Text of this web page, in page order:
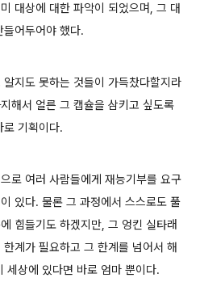
대상에 대한 파악이 되었으며, 그 대
어두어야 했다.
지도 못하는 것들이 가득찼다할지라
해서 얼른 그 캡슐을 삼키고 싶도록
로 기획이다.
로 여러 사람들에게 재능기부를 요구
있다. 물론 그 과정에서 스스로도 풀
힘들기도 하겠지만, 그 엉킨 실타래
계가 필요하고 그 한계를 넘어서 해
세상에 있다면 바로 엄마 뿐이다.